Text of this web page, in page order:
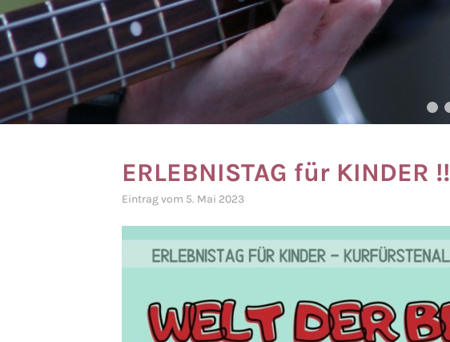
ERLEBNISTAG für KINDER !!
Eintrag vom 5. Mai 2023